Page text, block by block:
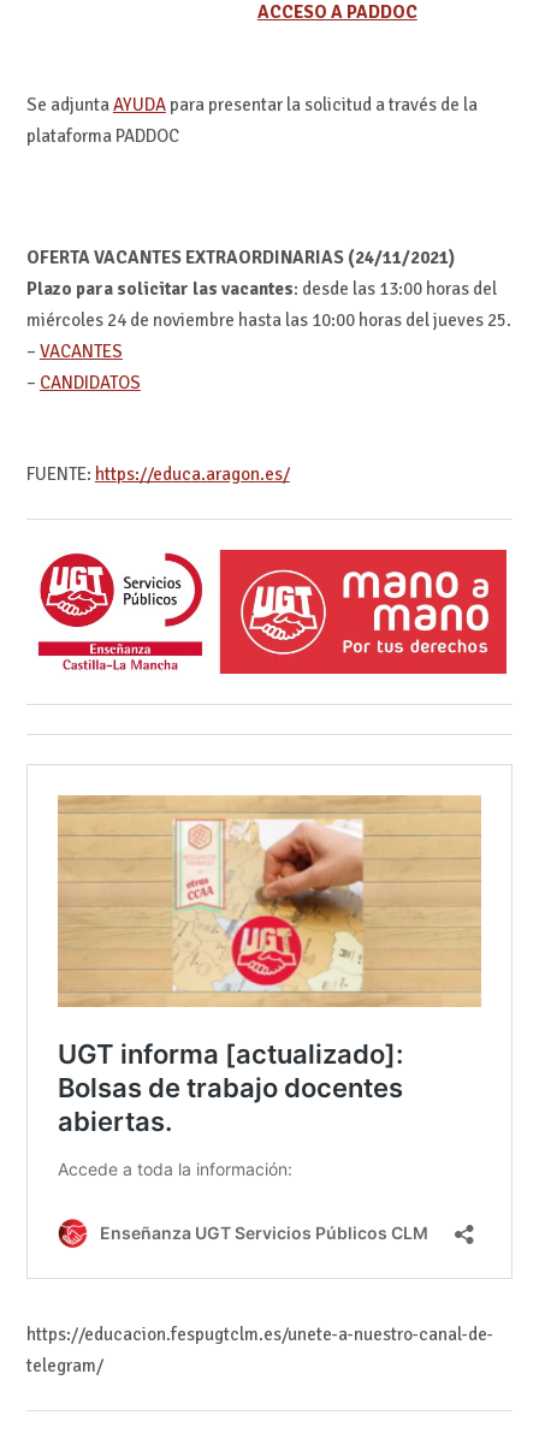
ACCESO A PADDOC
Se adjuntaAYUDApara presentar la solicitud a través de la
plataforma PADDOC
OFERTA VACANTES EXTRAORDINARIAS (24/11/2021)
Plazo para solicitar las vacantes: desde las 13:00 horas del
miércoles 24 de noviembre hasta las 10:00 horas del jueves 25.
– VACANTES
– CANDIDATOS
FUENTE: https://educa.aragon.es/
https://educacion.fespugtclm.es/unete-a-nuestro-canal-de-
telegram/